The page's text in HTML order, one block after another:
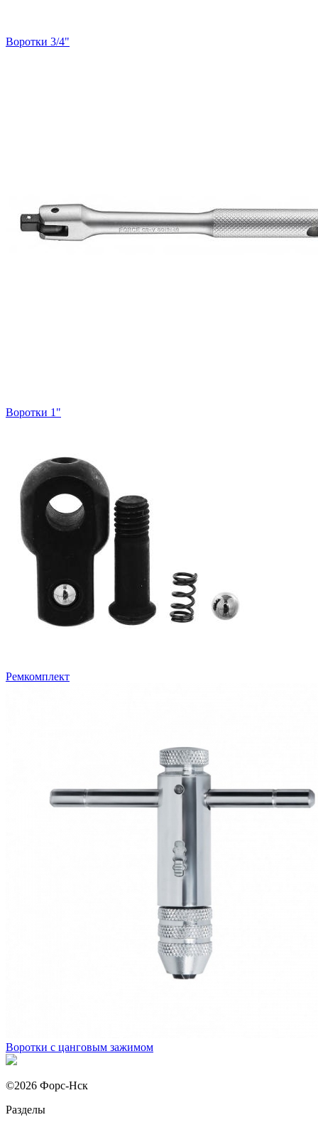
Воротки 3/4"
Воротки 1"
Ремкомплект
Воротки с цанговым зажимом
©2026 Форс-Нск
Разделы